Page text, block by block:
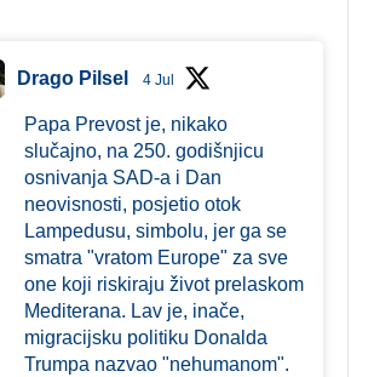
Drago Pilsel 4 Jul
Papa Prevost je, nikako
slučajno, na 250. godišnjicu
osnivanja SAD-a i Dan
neovisnosti, posjetio otok
Lampedusu, simbolu, jer ga se
smatra "vratom Europe" za sve
one koji riskiraju život prelaskom
Mediterana. Lav je, inače,
migracijsku politiku Donalda
Trumpa nazvao "nehumanom".